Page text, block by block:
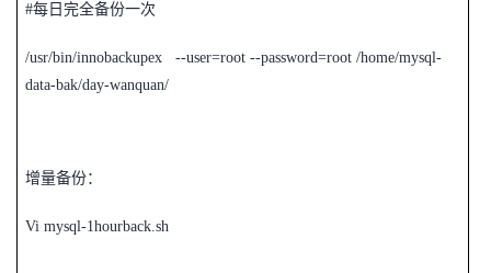
#每日完全备份一次
/usr/bin/innobackupex --user=root --password=root /home/mysql-
data-bak/day-wanquan/
增量备份：
Vi mysql-1hourback.sh